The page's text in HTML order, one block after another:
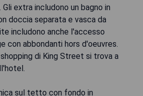
extra includono un bagno in
doccia separata e vasca da
includono anche l'accesso
con abbondanti hors d'oeuvres.
di King Street si trova a
sul tetto con fondo in